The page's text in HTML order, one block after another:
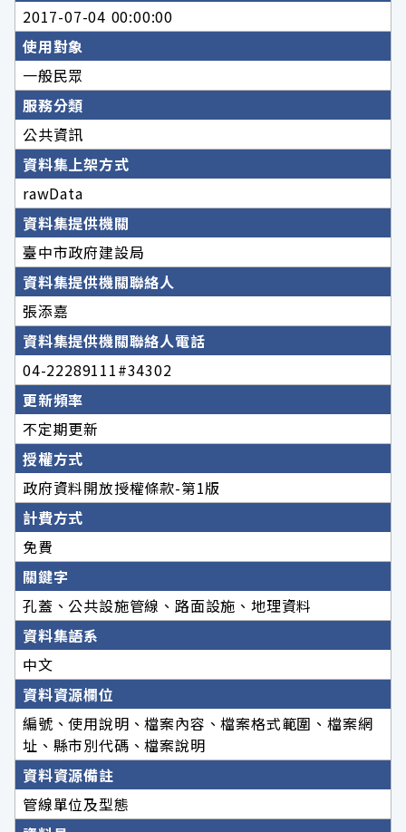
2017-07-04 00:00:00
使用對象
一般民眾
服務分類
公共資訊
資料集上架方式
rawData
資料集提供機關
臺中市政府建設局
資料集提供機關聯絡人
張添嘉
資料集提供機關聯絡人電話
04-22289111#34302
更新頻率
不定期更新
授權方式
政府資料開放授權條款-第1版
計費方式
免費
關鍵字
孔蓋、公共設施管線、路面設施、地理資料
資料集語系
中文
資料資源欄位
編號、使用說明、檔案內容、檔案格式範圍、檔案網
址、縣市別代碼、檔案說明
資料資源備註
管線單位及型態